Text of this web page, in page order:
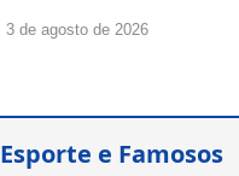
3 de agosto de 2026
Esporte e Famosos